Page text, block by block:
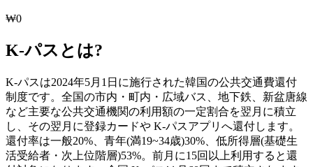
₩0
K-パスとは?
K-パスは2024年5月1日に施行された韓国の公共交通費還付
制度です。全国の市内・町内・広域バス、地下鉄、新盆唐線
など主要な公共交通機関の利用額の一定割合を翌月に積立
し、その翌月に登録カードや K-パスアプリへ還付します。
還付率は一般20%、青年(満19~34歳)30%、低所得層(基礎生
活受給者・次上位階層)53%。前月に15回以上利用すると還